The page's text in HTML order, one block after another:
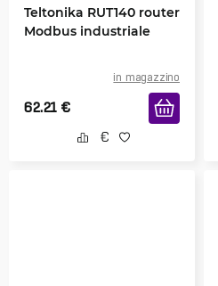
Teltonika RUT140 router
Modbus industriale
in magazzino
62.21 €